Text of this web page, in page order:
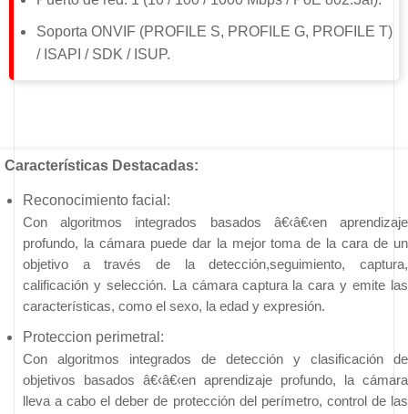
Soporta ONVIF (PROFILE S, PROFILE G, PROFILE T)
/ ISAPI / SDK / ISUP.
Características Destacadas:
Reconocimiento facial:
Con algoritmos integrados basados â€‹â€‹en aprendizaje
profundo, la cámara puede dar la mejor toma de la cara de un
objetivo a través de la detección,seguimiento, captura,
calificación y selección. La cámara captura la cara y emite las
características, como el sexo, la edad y expresión.
Proteccion perimetral:
Con algoritmos integrados de detección y clasificación de
objetivos basados â€‹â€‹en aprendizaje profundo, la cámara
lleva a cabo el deber de protección del perímetro, control de las